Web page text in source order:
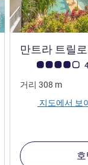
만트라 트릴
고객 평점 (ALL 평
거리 308 m
지도에서 보